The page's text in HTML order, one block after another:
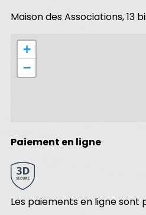
Maison des Associations, 13
+
−
Paiement en ligne
Les paiements en ligne sont